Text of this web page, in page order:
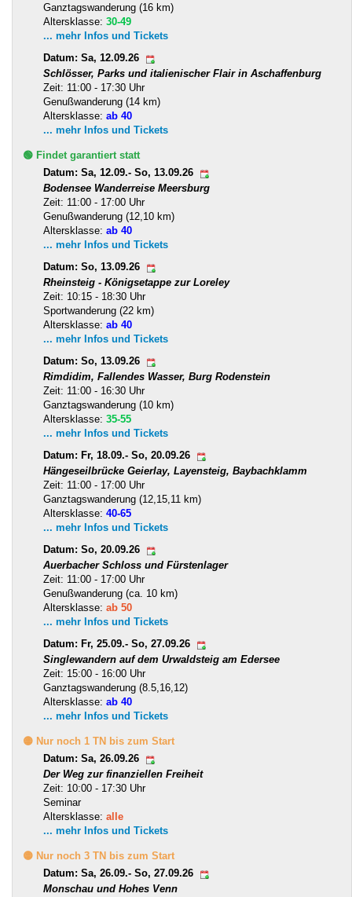
Ganztagswanderung (16 km)
Altersklasse: 30-49
... mehr Infos und Tickets
Datum: Sa, 12.09.26
Schlösser, Parks und italienischer Flair in Aschaffenburg
Zeit: 11:00 - 17:30 Uhr
Genußwanderung (14 km)
Altersklasse: ab 40
... mehr Infos und Tickets
🟢 Findet garantiert statt
Datum: Sa, 12.09.- So, 13.09.26
Bodensee Wanderreise Meersburg
Zeit: 11:00 - 17:00 Uhr
Genußwanderung (12,10 km)
Altersklasse: ab 40
... mehr Infos und Tickets
Datum: So, 13.09.26
Rheinsteig - Königsetappe zur Loreley
Zeit: 10:15 - 18:30 Uhr
Sportwanderung (22 km)
Altersklasse: ab 40
... mehr Infos und Tickets
Datum: So, 13.09.26
Rimdidim, Fallendes Wasser, Burg Rodenstein
Zeit: 11:00 - 16:30 Uhr
Ganztagswanderung (10 km)
Altersklasse: 35-55
... mehr Infos und Tickets
Datum: Fr, 18.09.- So, 20.09.26
Hängeseilbrücke Geierlay, Layensteig, Baybachklamm
Zeit: 11:00 - 17:00 Uhr
Ganztagswanderung (12,15,11 km)
Altersklasse: 40-65
... mehr Infos und Tickets
Datum: So, 20.09.26
Auerbacher Schloss und Fürstenlager
Zeit: 11:00 - 17:00 Uhr
Genußwanderung (ca. 10 km)
Altersklasse: ab 50
... mehr Infos und Tickets
Datum: Fr, 25.09.- So, 27.09.26
Singlewandern auf dem Urwaldsteig am Edersee
Zeit: 15:00 - 16:00 Uhr
Ganztagswanderung (8.5,16,12)
Altersklasse: ab 40
... mehr Infos und Tickets
🟡 Nur noch 1 TN bis zum Start
Datum: Sa, 26.09.26
Der Weg zur finanziellen Freiheit
Zeit: 10:00 - 17:30 Uhr
Seminar
Altersklasse: alle
... mehr Infos und Tickets
🟡 Nur noch 3 TN bis zum Start
Datum: Sa, 26.09.- So, 27.09.26
Monschau und Hohes Venn